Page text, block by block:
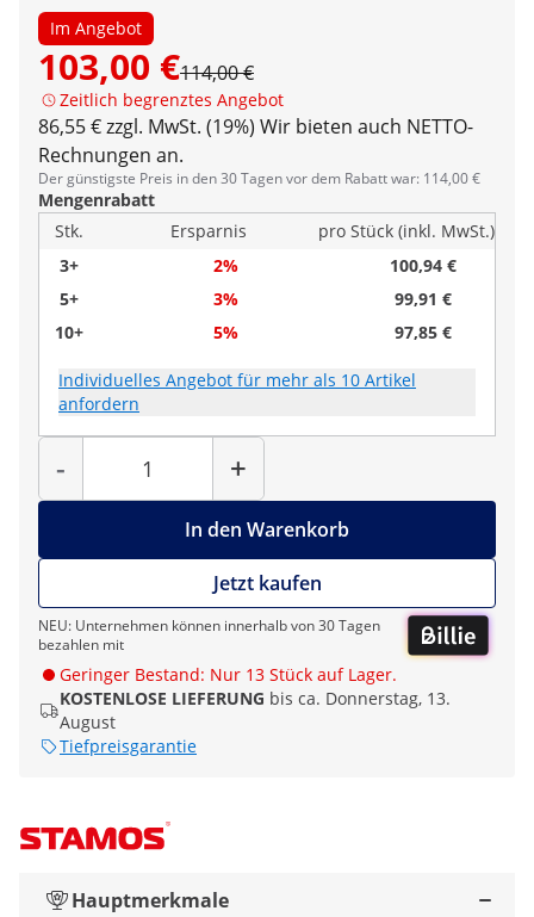
Im Angebot
103,00 €114,00 €
Zeitlich begrenztes Angebot
86,55 € zzgl. MwSt. (19%) Wir bieten auch NETTO-
Rechnungen an.
Der günstigste Preis in den 30 Tagen vor dem Rabatt war: 114,00 €
Mengenrabatt
Stk.
Ersparnis
pro Stück (inkl. MwSt.)
3+
2%
100,94 €
5+
3%
99,91 €
10+
5% 97,85 €
Individuelles Angebot für mehr als 10 Artikel
anfordern
-
Menge
+
In den Warenkorb
Jetzt kaufen
NEU: Unternehmen können innerhalb von 30 Tagen
bezahlen mit
Geringer Bestand: Nur 13 Stück auf Lager.
KOSTENLOSE LIEFERUNG bis ca. Donnerstag, 13.
August
Tiefpreisgarantie
Hauptmerkmale